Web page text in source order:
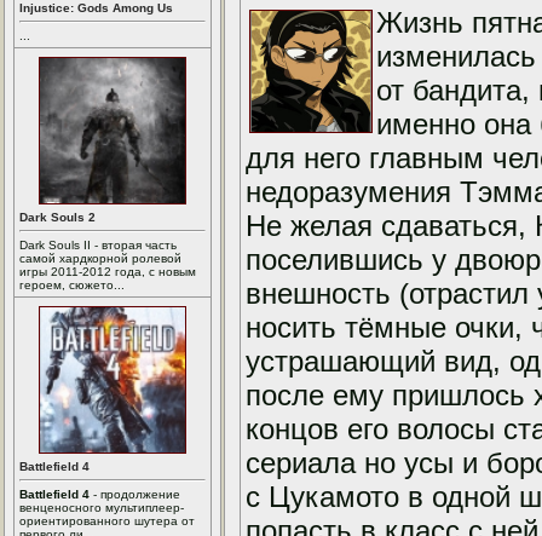
Injustice: Gods Among Us
Dark Souls 2
Dark Souls II - вторая часть
самой хардкорной ролевой
игры 2011-2012 года, с новым
героем, сюжето...
Battlefield 4
Battlefield 4 - продолжение
венценосного мультиплеер-
ориентированного шутера от
Жизнь
от
именно она
для него главным
недоразумения
Не желая сдаваться,
поселившись у
внешность (отрастил
носить тёмные очки,
устрашающий вид,
после ему пришлось
концов его волосы
сериала но усы и
с Цукамото в одной